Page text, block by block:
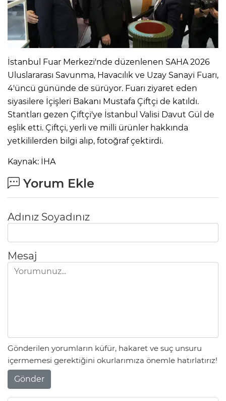
İstanbul Fuar Merkezi'nde düzenlenen SAHA 2026
Uluslararası Savunma, Havacılık ve Uzay Sanayi Fuarı,
4'üncü gününde de sürüyor. Fuarı ziyaret eden
siyasilere İçişleri Bakanı Mustafa Çiftçi de katıldı.
Stantları gezen Çiftçi'ye İstanbul Valisi Davut Gül de
eşlik etti. Çiftçi, yerli ve milli ürünler hakkında
yetkililerden bilgi alıp, fotoğraf çektirdi.
Kaynak: İHA
Yorum Ekle
Adınız Soyadınız
Mesaj
Gönderilen yorumların küfür, hakaret ve suç unsuru
içermemesi gerektiğini okurlarımıza önemle hatırlatırız!
Gönder